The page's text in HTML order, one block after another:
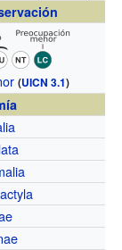
(UICN 3.1)